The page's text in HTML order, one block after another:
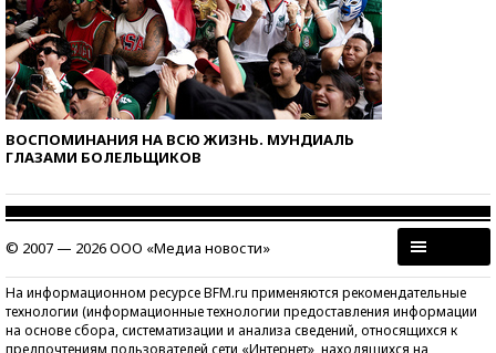
ВОСПОМИНАНИЯ НА ВСЮ ЖИЗНЬ. МУНДИАЛЬ
ГЛАЗАМИ БОЛЕЛЬЩИКОВ
© 2007 — 2026 ООО «Медиа новости»
На информационном ресурсе BFM.ru применяются рекомендательные
технологии (информационные технологии предоставления информации
на основе сбора, систематизации и анализа сведений, относящихся к
предпочтениям пользователей сети «Интернет», находящихся на